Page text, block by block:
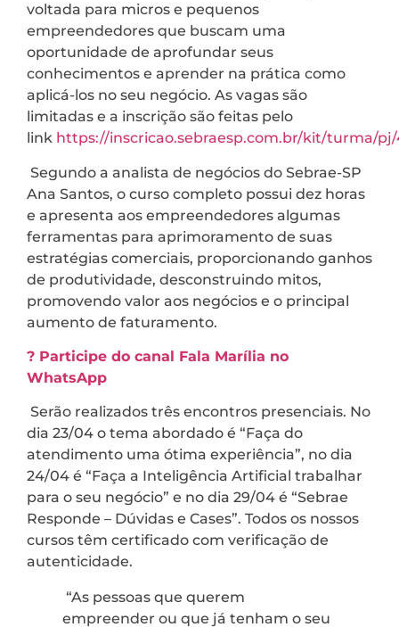
voltada para micros e pequenos
empreendedores que buscam uma
oportunidade de aprofundar seus
conhecimentos e aprender na prática como
aplicá-los no seu negócio. As vagas são
limitadas e a inscrição são feitas pelo
link https://inscricao.sebraesp.com.br/kit/turma/pj/
Segundo a analista de negócios do Sebrae-SP
Ana Santos, o curso completo possui dez horas
e apresenta aos empreendedores algumas
ferramentas para aprimoramento de suas
estratégias comerciais, proporcionando ganhos
de produtividade, desconstruindo mitos,
promovendo valor aos negócios e o principal
aumento de faturamento.
? Participe do canal Fala Marília no
WhatsApp
Serão realizados três encontros presenciais. No
dia 23/04 o tema abordado é “Faça do
atendimento uma ótima experiência”, no dia
24/04 é “Faça a Inteligência Artificial trabalhar
para o seu negócio” e no dia 29/04 é “Sebrae
Responde – Dúvidas e Cases”. Todos os nossos
cursos têm certificado com verificação de
autenticidade.
“As pessoas que querem
empreender ou que já tenham o seu